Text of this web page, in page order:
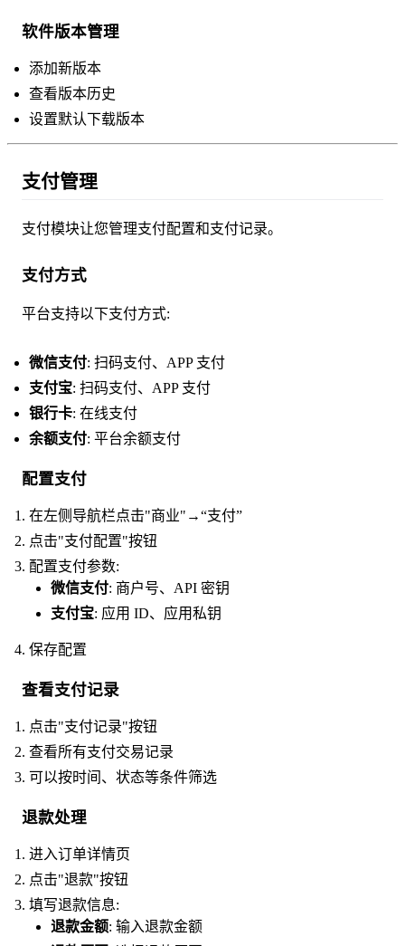
软件版本管理
添加新版本
查看版本历史
设置默认下载版本
支付管理
支付模块让您管理支付配置和支付记录。
支付方式
平台支持以下支付方式:
微信支付: 扫码支付、APP 支付
支付宝: 扫码支付、APP 支付
银行卡: 在线支付
余额支付: 平台余额支付
配置支付
在左侧导航栏点击"商业"→“支付”
点击"支付配置"按钮
配置支付参数:
微信支付: 商户号、API 密钥
支付宝: 应用 ID、应用私钥
保存配置
查看支付记录
点击"支付记录"按钮
查看所有支付交易记录
可以按时间、状态等条件筛选
退款处理
进入订单详情页
点击"退款"按钮
填写退款信息:
退款金额: 输入退款金额